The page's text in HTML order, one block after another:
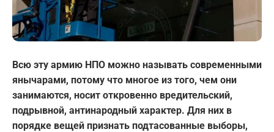
Всю эту армию НПО можно называть современными
янычарами, потому что многое из того, чем они
занимаются, носит откровенно вредительский,
подрывной, антинародный характер. Для них в
порядке вещей признать подтасованные выборы,